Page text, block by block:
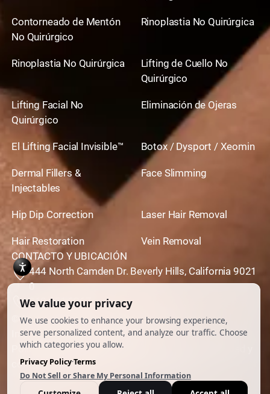
Contorneado de Mentón
No Quirúrgico
Rinoplastia No Quirúrgica
Rinoplastia No Quirúrgica
Lifting de Cuello No
Quirúrgico
Lifting Facial No
Quirúrgico
Eliminación de Ojeras
El Lifting Facial Invisible™ Botox / Dysport / Xeomin
Dermal Fillers &
Injectables
Face Slimming
Hip Dip Correction Laser Hair Removal
Hair Restoration
Vein Removal
CONTACTO Y UBICACIÓN
444 North Camden Dr. Beverly Hills, California 9021
0
310,651,6267
© 2026 Todos los derechos reservados.
Impulsado porAnkord Media
Política de privacidad|Descargo de responsabilidad y
condiciones de uso